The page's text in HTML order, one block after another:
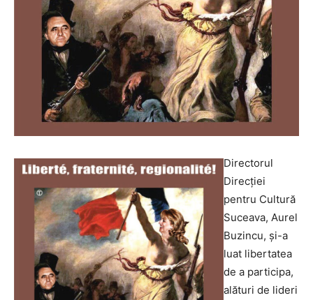
Directorul
Direcţiei
pentru Cultură
Suceava, Aurel
Buzincu, şi-a
luat libertatea
de a participa,
alături de lideri